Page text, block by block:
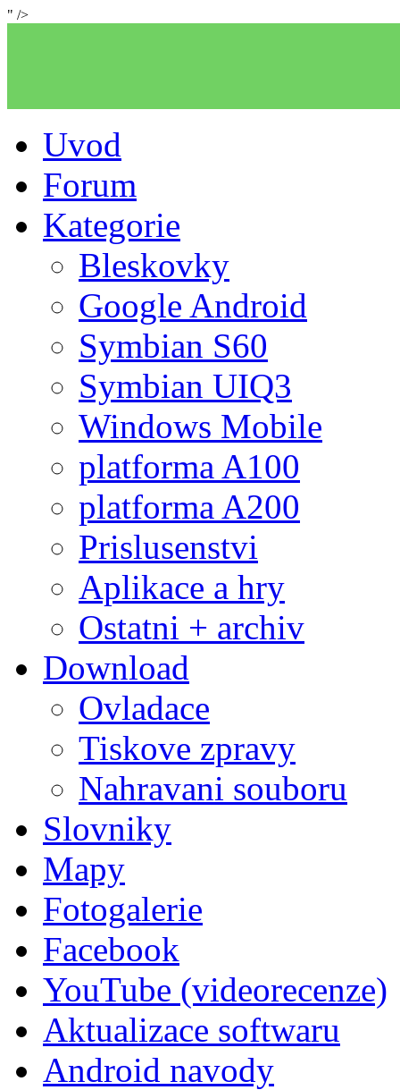
" />
Uvod
Forum
Kategorie
Bleskovky
Google Android
Symbian S60
Symbian UIQ3
Windows Mobile
platforma A100
platforma A200
Prislusenstvi
Aplikace a hry
Ostatni + archiv
Download
Ovladace
Tiskove zpravy
Nahravani souboru
Slovniky
Mapy
Fotogalerie
Facebook
YouTube (videorecenze)
Aktualizace softwaru
Android navody